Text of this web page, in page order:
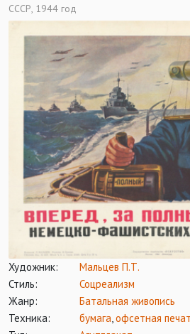
СССР, 1944 год
Художник:
Мальцев П.Т.
Стиль:
Соцреализм
Жанр:
Батальная живопись
Техника:
бумага офсетная